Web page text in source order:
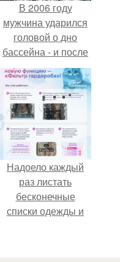
В 2006 году
мужчина ударился
головой о дно
бассейна - и после
этого его жизнь
изменилась самым
странным образом.
Надоело каждый
раз листать
бесконечные
списки одежды и
кусочкам?